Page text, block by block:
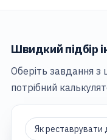
Швидкий підбір
Оберіть завдання з
потрібний
Як реставрувати